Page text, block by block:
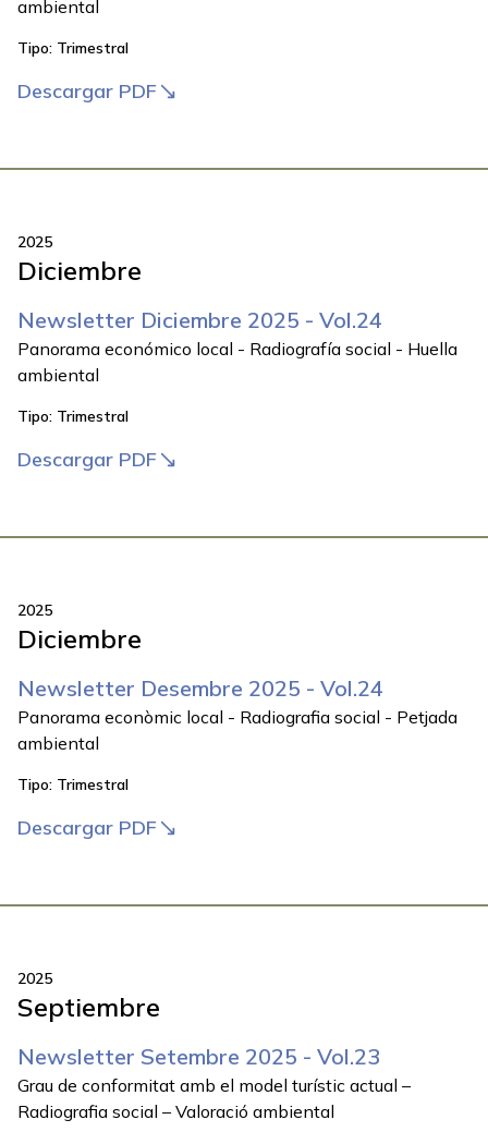
ambiental
Tipo: Trimestral
Descargar PDF
2025
Diciembre
Newsletter Diciembre 2025 - Vol.24
Panorama económico local - Radiografía social - Huella
ambiental
Tipo: Trimestral
Descargar PDF
2025
Diciembre
Newsletter Desembre 2025 - Vol.24
Panorama econòmic local - Radiografia social - Petjada
ambiental
Tipo: Trimestral
Descargar PDF
2025
Septiembre
Newsletter Setembre 2025 - Vol.23
Grau de conformitat amb el model turístic actual –
Radiografia social – Valoració ambiental